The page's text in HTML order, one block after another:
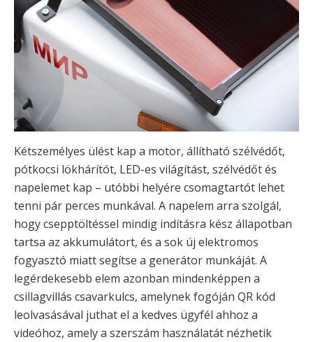
Kétszemélyes ülést kap a motor, állítható szélvédőt,
pótkocsi lökhárítót, LED-es világítást, szélvédőt és
napelemet kap – utóbbi helyére csomagtartót lehet
tenni pár perces munkával. A napelem arra szolgál,
hogy csepptöltéssel mindig indításra kész állapotban
tartsa az akkumulátort, és a sok új elektromos
fogyasztó miatt segítse a generátor munkáját. A
legérdekesebb elem azonban mindenképpen a
csillagvillás csavarkulcs, amelynek fogóján QR kód
leolvasásával juthat el a kedves ügyfél ahhoz a
videóhoz, amely a szerszám használatát nézhetik